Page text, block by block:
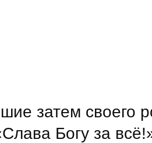
затем своего
Богу за